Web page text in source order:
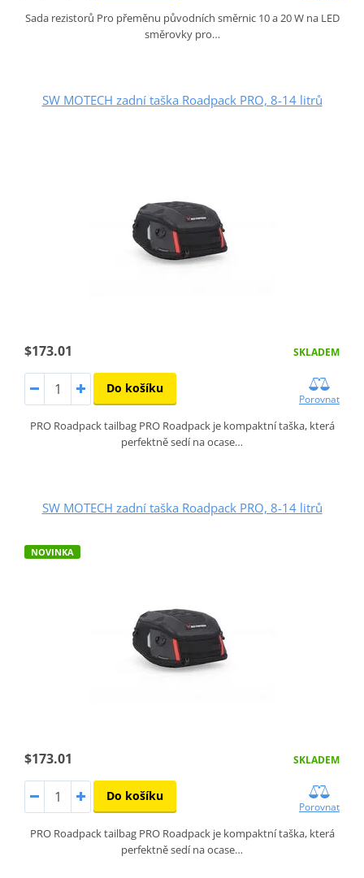
Sada rezistorů Pro přeměnu původních směrnic 10 a 20 W na LED
směrovky pro…
SW MOTECH zadní taška Roadpack PRO, 8-14 litrů
$173.01 SKLADEM
Do košíku
Porovnat
PRO Roadpack tailbag PRO Roadpack je kompaktní taška, která
perfektně sedí na ocase…
SW MOTECH zadní taška Roadpack PRO, 8-14 litrů
NOVINKA
$173.01 SKLADEM
Do košíku
Porovnat
PRO Roadpack tailbag PRO Roadpack je kompaktní taška, která
perfektně sedí na ocase…